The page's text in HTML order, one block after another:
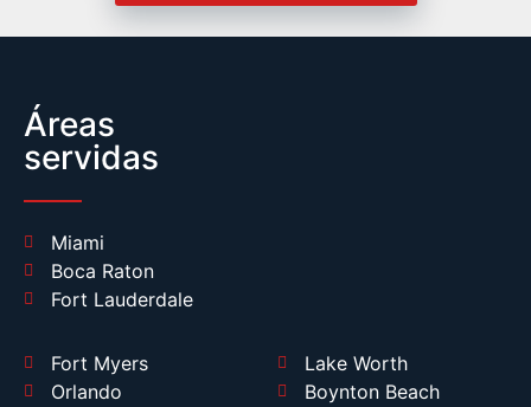
Áreas
servidas
Miami
Boca Raton
Fort Lauderdale
Fort Myers
Orlando
Lake Worth
Boynton Beach